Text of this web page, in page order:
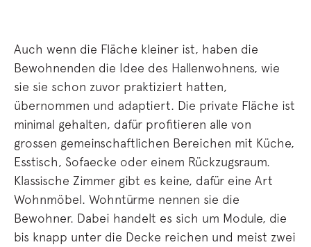
Auch wenn die Fläche kleiner ist, haben die
Bewohnenden die Idee des Hallenwohnens, wie
sie sie schon zuvor praktiziert hatten,
übernommen und adaptiert. Die private Fläche ist
minimal gehalten, dafür profitieren alle von
grossen gemeinschaftlichen Bereichen mit Küche,
Esstisch, Sofaecke oder einem Rückzugsraum.
Klassische Zimmer gibt es keine, dafür eine Art
Wohnmöbel. Wohntürme nennen sie die
Bewohner. Dabei handelt es sich um Module, die
bis knapp unter die Decke reichen und meist zwei